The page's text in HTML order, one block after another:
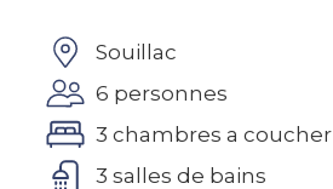
Souillac
6 personnes
3 chambres a coucher
3 salles de bains